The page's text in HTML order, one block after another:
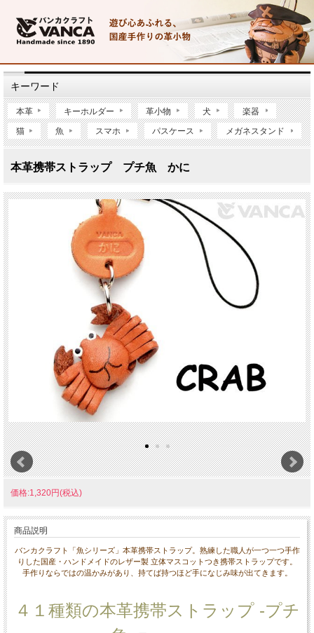
キーワード
本革 キーホルダー 革小物 犬 楽器
猫 魚 スマホ パスケース メガネスタンド
本革携帯ストラップ プチ魚 かに
価格:1,320円(税込)
商品説明
バンカクラフト「魚シリーズ」本革携帯ストラップ。熟練した職人が一つ一つ手作
りした国産・ハンドメイドのレザー製 立体マスコットつき携帯ストラップです。
手作りならではの温かみがあり、持てば持つほど手になじみ味が出てきます。
４１種類の本革携帯ストラップ -プチ